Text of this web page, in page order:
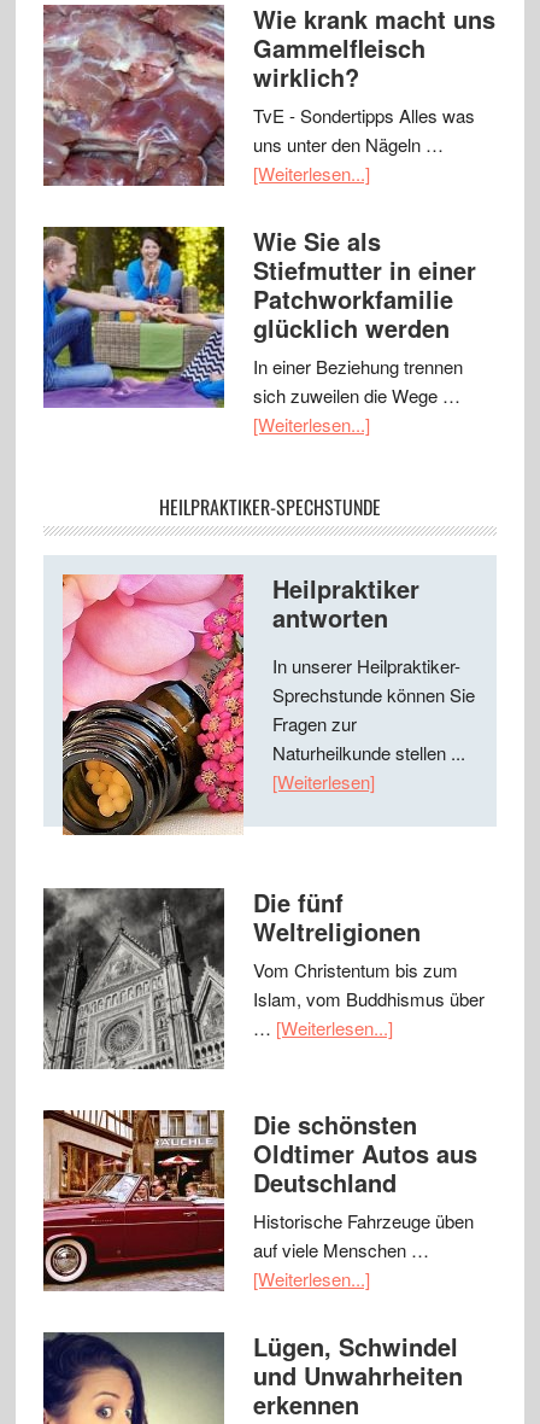
Wie krank macht uns
Gammelfleisch
wirklich?
TvE - Sondertipps Alles was
uns unter den Nägeln …
[Weiterlesen...]
Wie Sie als
Stiefmutter in einer
Patchworkfamilie
glücklich werden
In einer Beziehung trennen
sich zuweilen die Wege …
[Weiterlesen...]
HEILPRAKTIKER-SPECHSTUNDE
Heilpraktiker
antworten
In unserer Heilpraktiker-
Sprechstunde können Sie
Fragen zur
Naturheilkunde stellen ...
[Weiterlesen]
Die fünf
Weltreligionen
Vom Christentum bis zum
Islam, vom Buddhismus über
… [Weiterlesen...]
Die schönsten
Oldtimer Autos aus
Deutschland
Historische Fahrzeuge üben
auf viele Menschen …
[Weiterlesen...]
Lügen, Schwindel
und Unwahrheiten
erkennen